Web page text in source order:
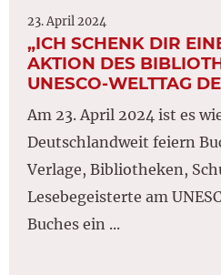
23. April 2024
„ICH SCHENK DIR
AKTION DES
UNESCO-WELTTAG
Am 23. April 2024 ist es
Deutschlandweit feiern
Verlage, Bibliotheken,
Lesebegeisterte am
Buches ein ...